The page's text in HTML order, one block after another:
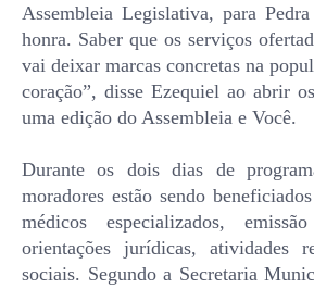
Assembleia Legislativa, para
honra. Saber que os serviços
vai deixar marcas concretas na
coração”, disse Ezequiel ao abrir
uma edição do Assembleia e Você.
Durante os dois dias de
moradores estão sendo
médicos especializados,
orientações jurídicas, atividades
sociais. Segundo a Secretaria